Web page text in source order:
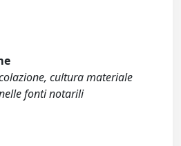
cultura materiale
fonti notarili